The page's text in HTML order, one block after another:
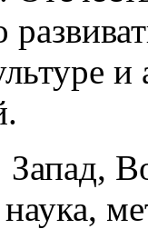
Запад,